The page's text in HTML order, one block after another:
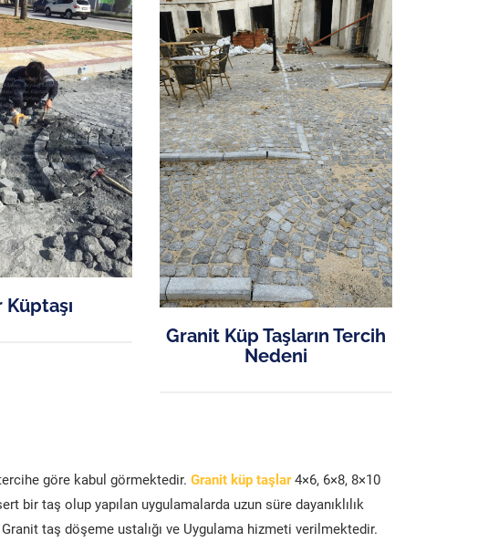
Küptaşı
Granit Küp Taşların Tercih
Nedeni
göre kabul görmektedir. Granit küp taşlar 4×6, 6×8, 8×10
bir taş olup yapılan uygulamalarda uzun süre dayanıklılık
taş döşeme ustalığı ve Uygulama hizmeti verilmektedir.